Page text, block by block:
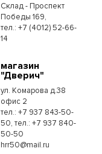
Склад - Проспект
Победы 169,
тел.:​ +7 (4012) 52-66-
14
магазин
"Дверич"
ул. Комарова д.38
офис 2
тел.: +7 937 843-50-
50, тел.: +7 937 840-
50-50
hrr50@mail.ru